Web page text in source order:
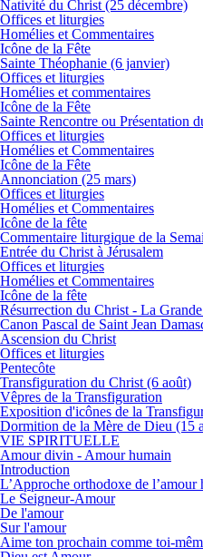
Nativité du Christ (25 décembre)
Offices et liturgies
Homélies et Commentaires
Icône de la Fête
Sainte Théophanie (6 janvier)
Offices et liturgies
Homélies et commentaires
Icône de la Fête
Sainte Rencontre ou Présentation
Offices et liturgies
Homélies et Commentaires
Icône de la Fête
Annonciation (25 mars)
Offices et liturgies
Homélies et Commentaires
Icône de la fête
Commentaire liturgique de la
Entrée du Christ à Jérusalem
Offices et liturgies
Homélies et Commentaires
Icône de la fête
Résurrection du Christ - La
Canon Pascal de Saint Jean
Ascension du Christ
Offices et liturgies
Pentecôte
Transfiguration du Christ (6 août)
Vêpres de la Transfiguration
Exposition d'icônes de la
Dormition de la Mère de Dieu (15
VIE SPIRITUELLE
Amour divin - Amour humain
Introduction
L’Approche orthodoxe de l’amour
Le Seigneur-Amour
De l'amour
Sur l'amour
Aime ton prochain comme toi-